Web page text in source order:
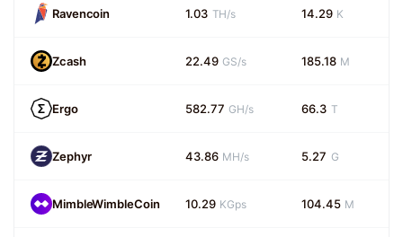
Ravencoin 1.03 TH/s 14.29 K
Zcash 22.49 GS/s 185.18 M
Ergo 582.77 GH/s 66.3 T
Zephyr 43.86 MH/s 5.27 G
MimbleWimbleCoin 10.29 KGps 104.45 M